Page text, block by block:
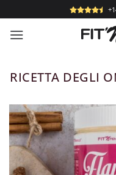
ai
contenuti
RICETTA DEGLI